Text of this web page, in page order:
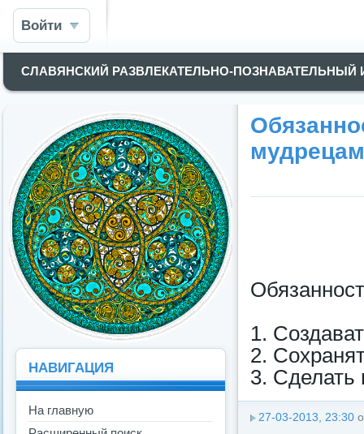
Войти
СЛАВЯНСКИЙ РАЗВЛЕКАТЕЛЬНО-
1.
2.
3. Сделать
27-03-2013, 23:30
НАВИГАЦИЯ
На главную